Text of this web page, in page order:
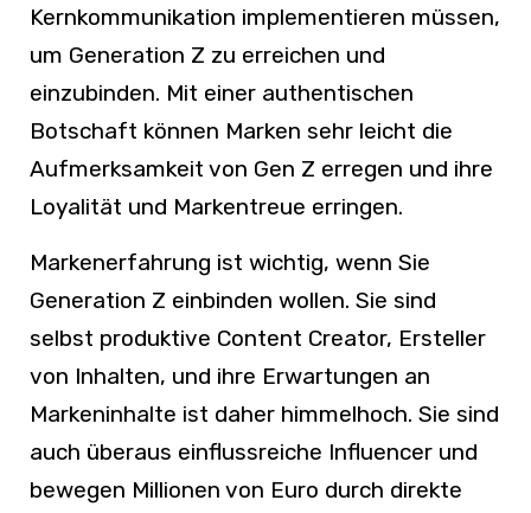
Kernkommunikation implementieren müssen,
um Generation Z zu erreichen und
einzubinden. Mit einer authentischen
Botschaft können Marken sehr leicht die
Aufmerksamkeit von Gen Z erregen und ihre
Loyalität und Markentreue erringen.
Markenerfahrung ist wichtig, wenn Sie
Generation Z einbinden wollen. Sie sind
selbst produktive Content Creator, Ersteller
von Inhalten, und ihre Erwartungen an
Markeninhalte ist daher himmelhoch. Sie sind
auch überaus einflussreiche Influencer und
bewegen Millionen von Euro durch direkte